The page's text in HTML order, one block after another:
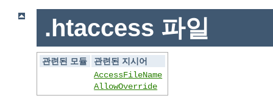
.htaccess 파일
관련된 모듈
관련된 지시어
AccessFileName
AllowOverride